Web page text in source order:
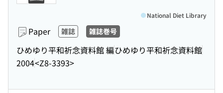
Paper 雑誌 雑誌巻号
ひめゆり平和祈念資料館 編ひめゆり平和祈念資料館
2004<Z8-3393>
National Diet Library